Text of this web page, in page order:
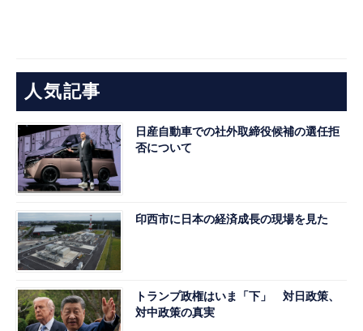
人気記事
日産自動車での社外取締役候補の選任拒
否について
印西市に日本の経済成長の現場を見た
トランプ政権はいま「下」 対日政策、
対中政策の真実